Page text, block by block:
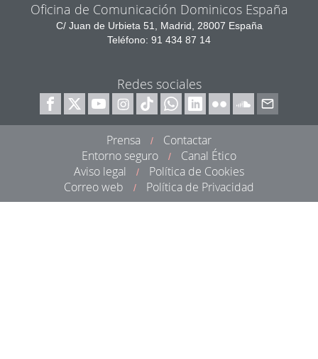
Oficina de Comunicación Dominicos España
C/ Juan de Urbieta 51, Madrid, 28007 España
Teléfono: 91 434 87 14
Redes sociales
Prensa /
Contactar
Entorno seguro
/
Canal Ético
Aviso legal
/
Política de Cookies
Correo web
/ Política de Privacidad